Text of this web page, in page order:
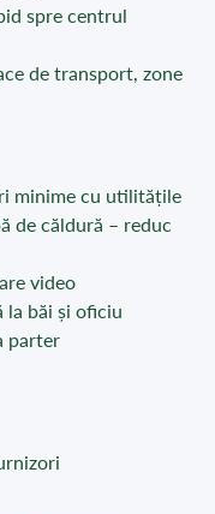
spre centrul
de transport, zone
minime cu utilitățile
de căldură – reduc
video
la băi și oficiu
parter